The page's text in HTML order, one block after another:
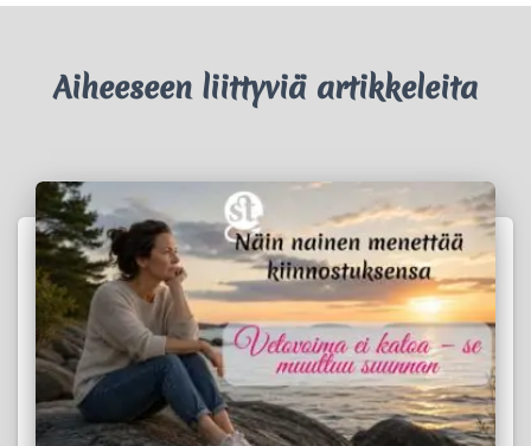
Aiheeseen liittyviä artikkeleita